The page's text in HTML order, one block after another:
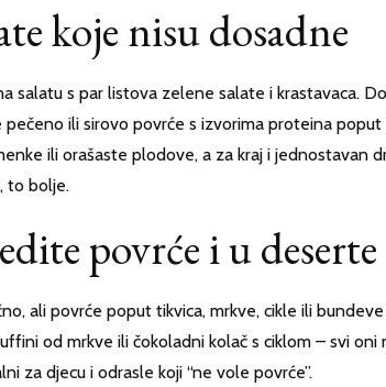
koje nisu dosadne
salatu s par listova zelene salate i krastavaca.
pečeno ili sirovo povrće s izvorima proteina
ili orašaste plodove, a za kraj i jednostavan
to bolje.
povrće i u deserte
ali povrće poput tikvica, mrkve, cikle ili
od mrkve ili čokoladni kolač s ciklom – svi oni
za djecu i odrasle koji “ne vole povrće”.